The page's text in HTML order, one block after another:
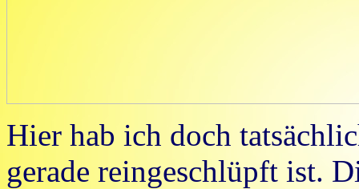
Hier hab ich doch
gerade reingeschlüpft ist.